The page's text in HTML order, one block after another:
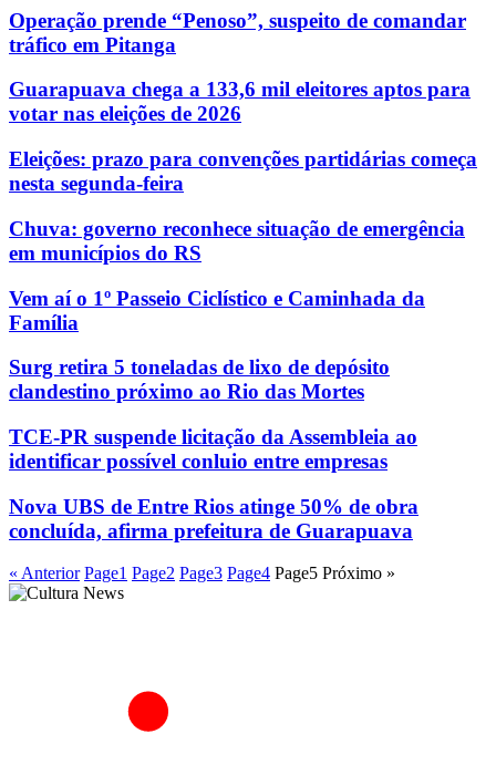
Operação prende “Penoso”, suspeito de comandar
tráfico em Pitanga
Guarapuava chega a 133,6 mil eleitores aptos para
votar nas eleições de 2026
Eleições: prazo para convenções partidárias começa
nesta segunda-feira
Chuva: governo reconhece situação de emergência
em municípios do RS
Vem aí o 1º Passeio Ciclístico e Caminhada da
Família
Surg retira 5 toneladas de lixo de depósito
clandestino próximo ao Rio das Mortes
TCE-PR suspende licitação da Assembleia ao
identificar possível conluio entre empresas
Nova UBS de Entre Rios atinge 50% de obra
concluída, afirma prefeitura de Guarapuava
« Anterior Page1 Page2 Page3 Page4 Page5 Próximo »